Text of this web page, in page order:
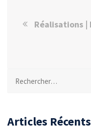
Rechercher :
Articles Récents